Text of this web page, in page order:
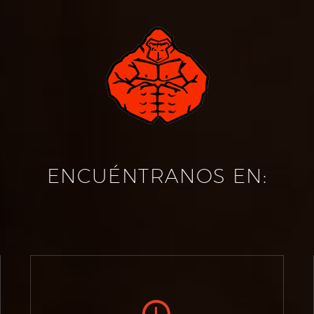
ENCUÉNTRANOS EN: